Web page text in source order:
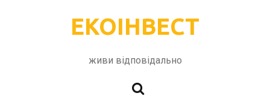
ЕКОІНВЕСТ
живи відповідально